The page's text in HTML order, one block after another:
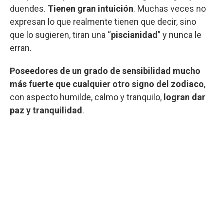
duendes. Tienen gran intuición. Muchas veces no
expresan lo que realmente tienen que decir, sino
que lo sugieren, tiran una “piscianidad” y nunca le
erran.
Poseedores de un grado de sensibilidad mucho
más fuerte que cualquier otro signo del zodiaco,
con aspecto humilde, calmo y tranquilo, logran dar
paz y tranquilidad .